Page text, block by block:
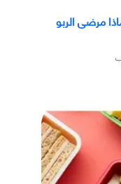
مرضى الربو